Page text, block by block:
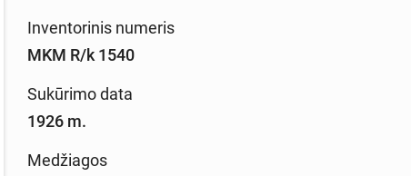
Inventorinis numeris
MKM R/k 1540
Sukūrimo data
1926 m.
Medžiagos